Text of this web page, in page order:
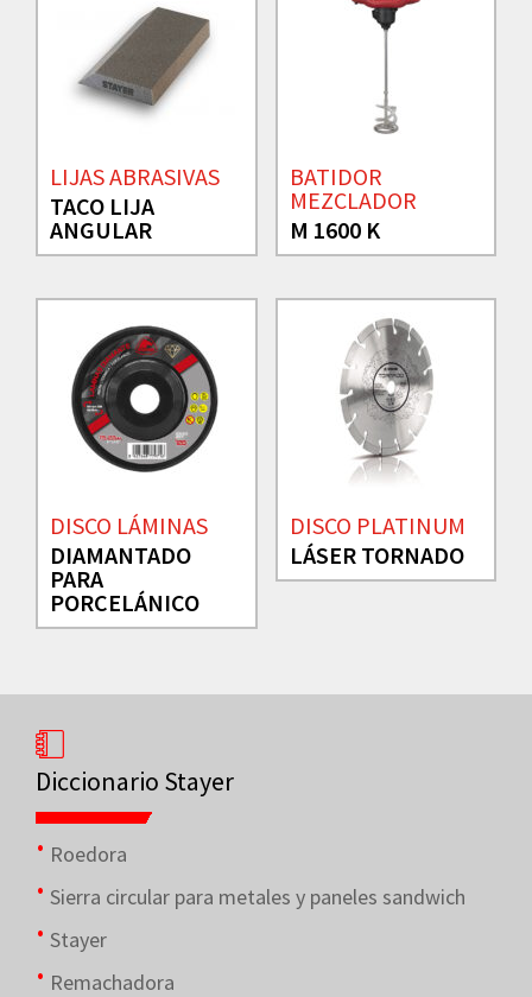
LIJAS ABRASIVAS
TACO LIJA
ANGULAR
BATIDOR
MEZCLADOR
M 1600 K
DISCO LÁMINAS
DIAMANTADO
PARA
PORCELÁNICO
DISCO PLATINUM
LÁSER TORNADO
Diccionario Stayer
Roedora
Sierra circular para metales y paneles sandwich
Stayer
Remachadora